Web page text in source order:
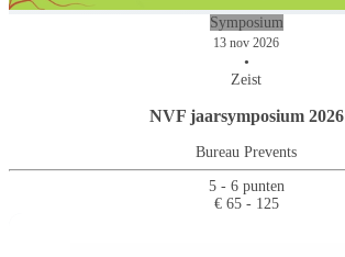
Symposium
13 nov 2026
•
Zeist
NVF jaarsymposium 2026
Bureau Prevents
5 - 6 punten
€ 65 - 125